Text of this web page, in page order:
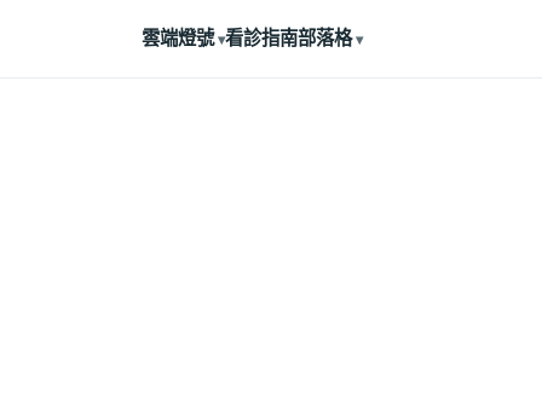
雲端燈號 看診指南部落格